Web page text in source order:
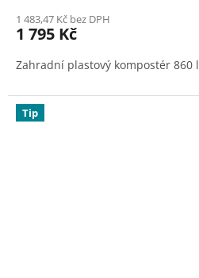
1 483,47 Kč bez DPH
1 795 Kč
Zahradní plastový kompostér 860 l
Tip